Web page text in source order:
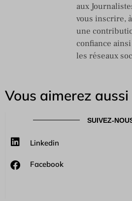
aux
vous inscrire,
une
confiance
les réseaux
Vous aimerez aussi
SUIVEZ-
Linkedin
Facebook